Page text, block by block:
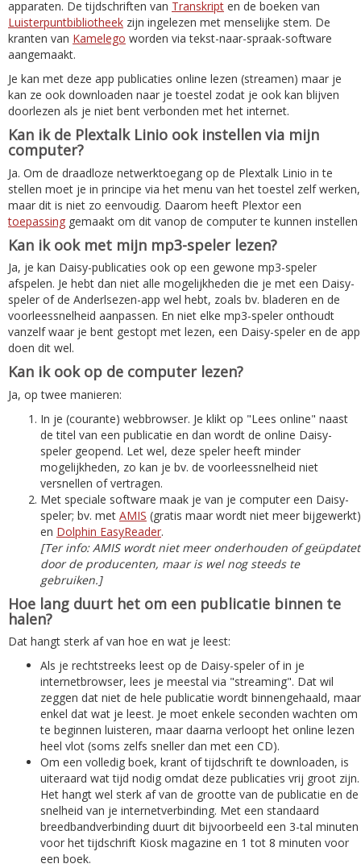
apparaten. De tijdschriften van Transkript en de boeken van
Luisterpuntbibliotheek zijn ingelezen met menselijke stem. De
kranten van Kamelego worden via tekst-naar-spraak-software
aangemaakt.
Je kan met deze app publicaties online lezen (streamen) maar je
kan ze ook downloaden naar je toestel zodat je ook kan blijven
doorlezen als je niet bent verbonden met het internet.
Kan ik de Plextalk Linio ook instellen via mijn
computer?
Ja. Om de draadloze netwerktoegang op de Plextalk Linio in te
stellen moet je in principe via het menu van het toestel zelf werken,
maar dit is niet zo eenvoudig. Daarom heeft Plextor een
toepassing gemaakt om dit vanop de computer te kunnen instellen
Kan ik ook met mijn mp3-speler lezen?
Ja, je kan Daisy-publicaties ook op een gewone mp3-speler
afspelen. Je hebt dan niet alle mogelijkheden die je met een Daisy-
speler of de Anderlsezen-app wel hebt, zoals bv. bladeren en de
voorleessnelheid aanpassen. En niet elke mp3-speler onthoudt
vanzelf waar je bent gestopt met lezen, een Daisy-speler en de app
doen dit wel.
Kan ik ook op de computer lezen?
Ja, op twee manieren:
In je (courante) webbrowser. Je klikt op "Lees online" naast
de titel van een publicatie en dan wordt de online Daisy-
speler geopend. Let wel, deze speler heeft minder
mogelijkheden, zo kan je bv. de voorleessnelheid niet
versnellen of vertragen.
Met speciale software maak je van je computer een Daisy-
speler; bv. met AMIS (gratis maar wordt niet meer bijgewerkt)
en Dolphin EasyReader.
[Ter info: AMIS wordt niet meer onderhouden of geüpdatet
door de producenten, maar is wel nog steeds te
gebruiken.]
Hoe lang duurt het om een publicatie binnen te
halen?
Dat hangt sterk af van hoe en wat je leest:
Als je rechtstreeks leest op de Daisy-speler of in je
internetbrowser, lees je meestal via "streaming". Dat wil
zeggen dat niet de hele publicatie wordt binnengehaald, maar
enkel dat wat je leest. Je moet enkele seconden wachten om
te beginnen luisteren, maar daarna verloopt het online lezen
heel vlot (soms zelfs sneller dan met een CD).
Om een volledig boek, krant of tijdschrift te downloaden, is
uiteraard wat tijd nodig omdat deze publicaties vrij groot zijn.
Het hangt wel sterk af van de grootte van de publicatie en de
snelheid van je internetverbinding. Met een standaard
breedbandverbinding duurt dit bijvoorbeeld een 3-tal minuten
voor het tijdschrift Kiosk magazine en 1 tot 8 minuten voor
een boek.